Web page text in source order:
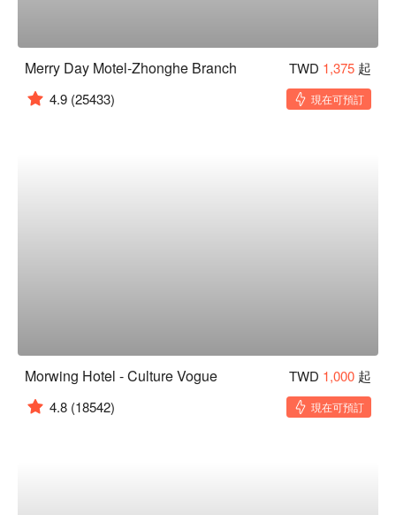
Merry Day Motel-Zhonghe Branch TWD 1,375 起
4.9 (25433) 現在可預訂
Morwing Hotel - Culture Vogue TWD 1,000 起
4.8 (18542) 現在可預訂